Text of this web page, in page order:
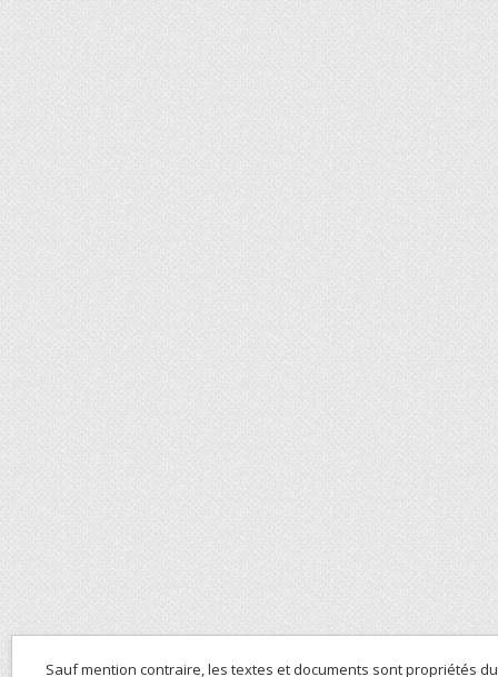
Sauf mention contraire, les textes et documents sont propriétés